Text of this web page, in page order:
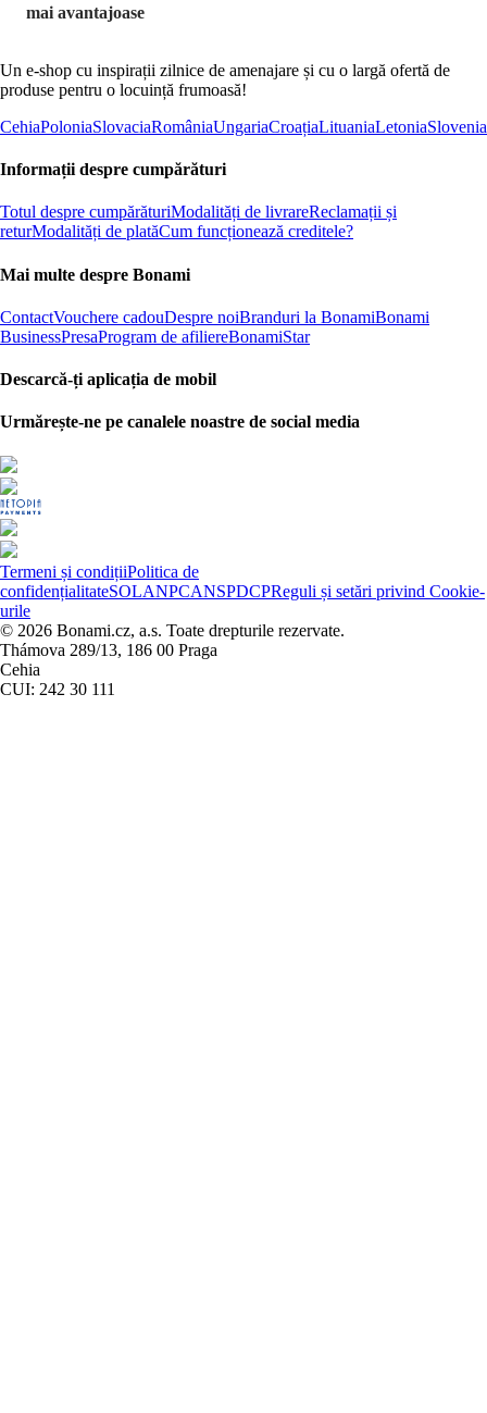
mai avantajoase
Un e-shop cu inspirații zilnice de amenajare și cu o largă ofertă de
produse pentru o locuință frumoasă!
CehiaPoloniaSlovaciaRomâniaUngariaCroațiaLituaniaLetoniaSlovenia
Informații despre cumpărături
Totul despre cumpărăturiModalități de livrareReclamații și
returModalități de platăCum funcționează creditele?
Mai multe despre Bonami
ContactVouchere cadouDespre noiBranduri la BonamiBonami
BusinessPresaProgram de afiliereBonamiStar
Descarcă-ți aplicația de mobil
Urmărește-ne pe canalele noastre de social media
Termeni și condițiiPolitica de
confidențialitateSOLANPCANSPDCPReguli și setări privind Cookie-
urile
© 2026 Bonami.cz, a.s. Toate drepturile rezervate.
Thámova 289/13, 186 00 Praga
Cehia
CUI: 242 30 111